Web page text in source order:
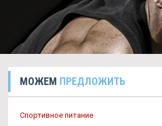
МОЖЕМ ПРЕДЛОЖИТЬ
Спортивное питание